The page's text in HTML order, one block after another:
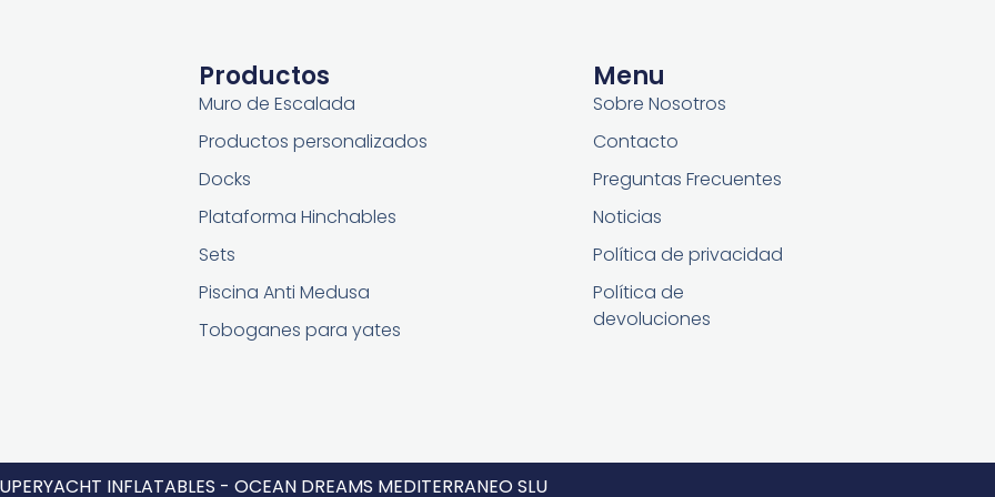
Productos
Muro de Escalada
Productos personalizados
Docks
Plataforma Hinchables
Sets
Piscina Anti Medusa
Toboganes para yates
Menu
Sobre Nosotros
Contacto
Preguntas Frecuentes
Noticias
Política de privacidad
Política de
devoluciones
INFLATABLES - OCEAN DREAMS MEDITERRANEO SLU